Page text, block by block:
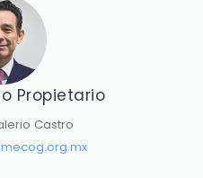
Propietario
Castro